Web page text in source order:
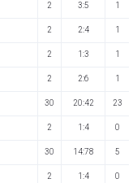
2 3:5 1
2 2:4 1
2 1:3 1
2 2:6 1
30 20:42 23
2 1:4 0
30 14:78 5
2 1:4 0